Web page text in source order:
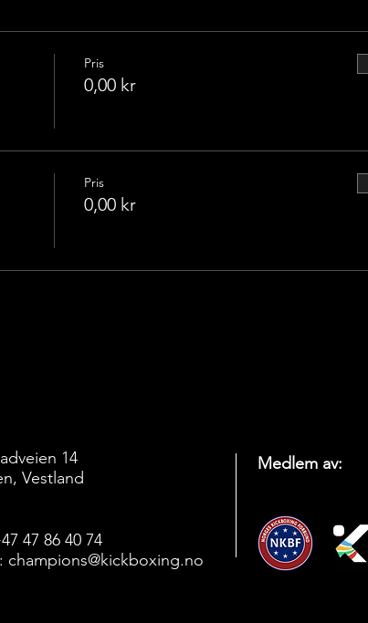
Pris
0,00 kr
Pris
0,00 kr
14
Vestland
47 86 40 74
champions@kickboxing.no
Medlem av: